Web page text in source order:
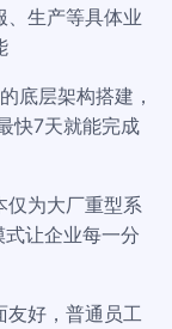
、生产等具体业
底层架构搭建，
快7天就能完成
仅为大厂重型系
让企业每一分
好，普通员工